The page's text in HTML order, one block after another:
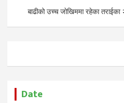
बाढीको उच्च जोखिममा रहेका
Date